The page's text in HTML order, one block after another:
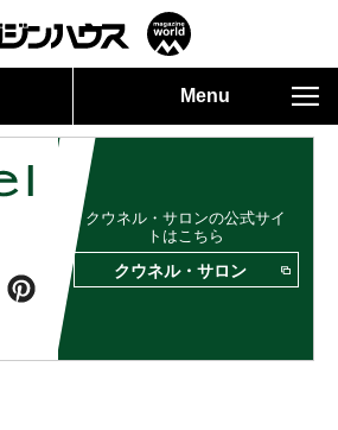
Menu
クウネル・サロンの公式サイ
トはこちら
クウネル・サロン